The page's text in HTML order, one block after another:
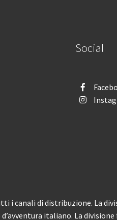
Social
i canali di distribuzione. La
italiano. La